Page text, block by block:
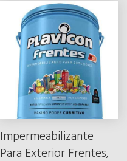
Impermeabilizante
Para Exterior Frentes,